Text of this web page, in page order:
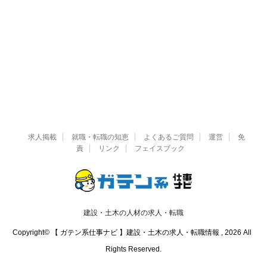
求人掲載 就職・転職の知恵 よくあるご質問 運営
免
責
リンク フェイスブック
建設・土木の人材の求人・転職
Copyright© 【 ガテン系仕事ナビ 】建設・土木の求人・転職情報 , 2026 All
Rights Reserved.